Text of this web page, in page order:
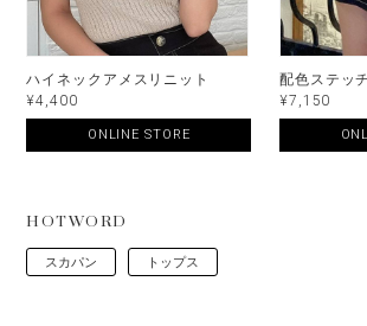
ハイネックアメスリニット
¥4,400
ONLINE STORE
配色ステッ
¥7,150
HOTWORD
スカパン トップス